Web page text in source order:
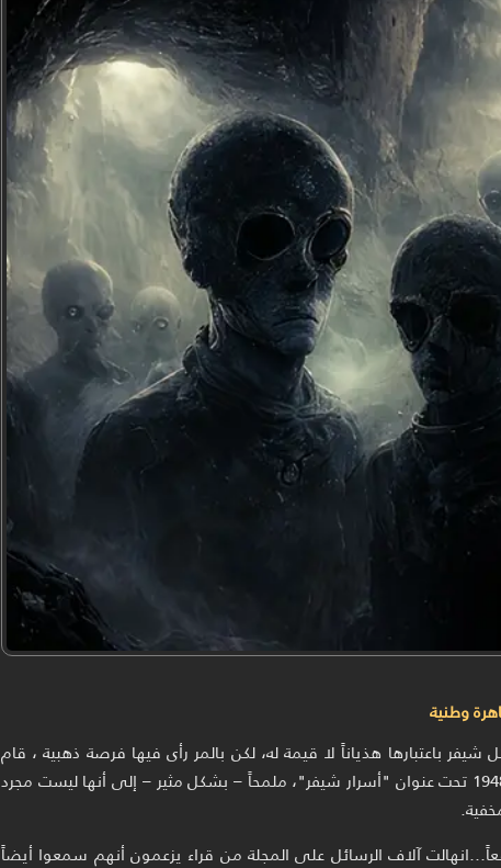
وطنية
باعتبارها هذياناً لا قيمة له، لكن بالمر رأى فيها فرصة ذهبية ، قام
بنشرها بين عامي 1945 و1948 تحت عنوان "أسرار شيفر"، ملمحاً – بشكل مثير – إلى أنها ليست مجرد
آلاف الرسائل على المجلة من قراء يزعمون أنهم سمعوا أيضاً